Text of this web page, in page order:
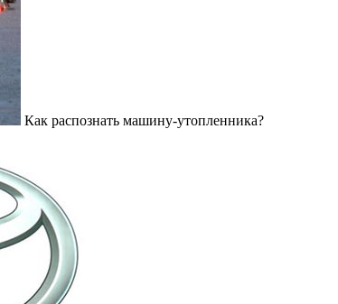
Как распознать машину-утопленника?